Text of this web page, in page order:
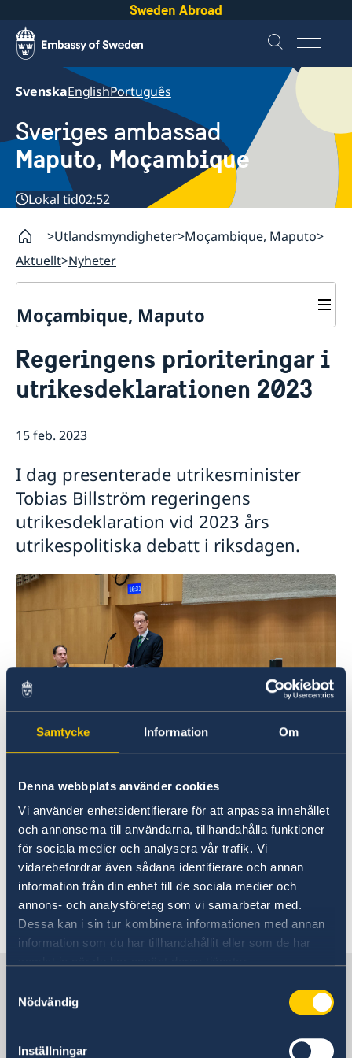
Samtycke Information Om
Denna webbplats använder cookies
Vi använder enhetsidentifierare för att anpassa innehållet
och annonserna till användarna, tillhandahålla funktioner
för sociala medier och analysera vår trafik. Vi
vidarebefordrar även sådana identifierare och annan
information från din enhet till de sociala medier och
annons- och analysföretag som vi samarbetar med.
Dessa kan i sin tur kombinera informationen med annan
information som du har tillhandahållit eller som de har
Nödvändig
Inställningar
Sweden Abroad
SvenskaEnglishPortuguês
Sveriges ambassad
Maputo, Moçambique
Lokal tid02:52
Utlandsmyndigheter Moçambique, Maputo
Aktuellt Nyheter
Moçambique, Maputo
Om oss
Personal Moçambique
Aktuellt
Nyheter
Regeringens prioriteringar i
utrikesdeklarationen 2023
15 feb. 2023
I dag presenterade utrikesminister
Tobias Billström regeringens
utrikesdeklaration vid 2023 års
utrikespolitiska debatt i riksdagen.
Photo: Anders Löwdin/Riksdagen
Ta del av och läs
utrikesdeklarationen 2023.
Tal: Utrikesdeklarationen på regeringens
webbplats
Pressmeddelande om utrikesdeklarationen på
regeringens webbplats